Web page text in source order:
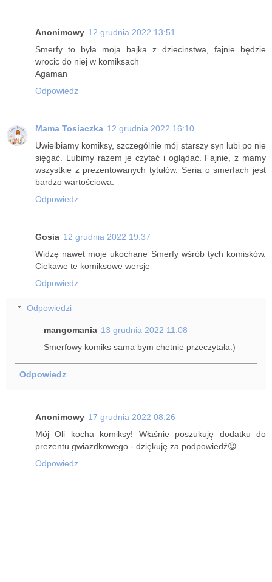
Anonimowy 12 grudnia 2022 13:51
Smerfy to była moja bajka z dziecinstwa, fajnie będzie
wrocic do niej w komiksach
Agaman
Odpowiedz
Mama Tosiaczka 12 grudnia 2022 16:10
Uwielbiamy komiksy, szczególnie mój starszy syn lubi po nie
sięgać. Lubimy razem je czytać i oglądać. Fajnie, z mamy
wszystkie z prezentowanych tytułów. Seria o smerfach jest
bardzo wartościowa.
Odpowiedz
Gosia 12 grudnia 2022 19:37
Widzę nawet moje ukochane Smerfy wśrób tych komisków.
Ciekawe te komiksowe wersje
Odpowiedz
Odpowiedzi
mangomania 13 grudnia 2022 11:08
Smerfowy komiks sama bym chetnie przeczytała:)
Odpowiedz
Anonimowy 17 grudnia 2022 08:26
Mój Oli kocha komiksy! Właśnie poszukuję dodatku do
prezentu gwiazdkowego - dziękuję za podpowiedź😉
Odpowiedz